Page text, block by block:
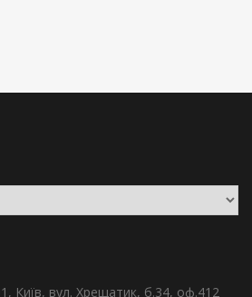
Київ, вул. Хрещатик, б.34, оф.412